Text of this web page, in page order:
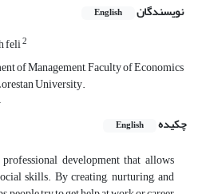
نویسندگان English
feli2
of Management, Faculty of Economics
University.
چکیده
English
development that allows
skills. By creating, nurturing, and